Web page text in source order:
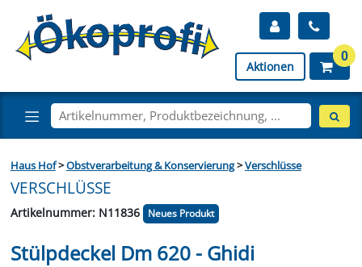
Aktionen
0
Haus Hof>Obstverarbeitung & Konservierung>Verschlüsse
VERSCHLÜSSE
Artikelnummer: N11836 Neues Produkt
Stülpdeckel Dm 620 - Ghidi